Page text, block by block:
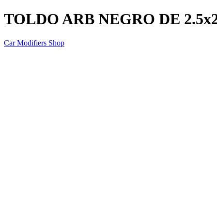
TOLDO ARB NEGRO DE
Car Modifiers Shop